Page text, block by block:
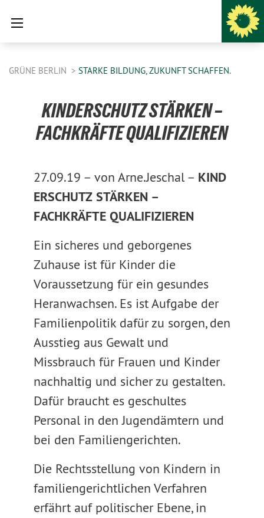
GRÜNE BERLIN STARKE BILDUNG, ZUKUNFT SCHAFFEN.
KINDERSCHUTZ STÄRKEN –
FACHKRÄFTE QUALIFIZIEREN
27.09.19 – von Arne.Jeschal – KIND
ERSCHUTZ STÄRKEN –
FACHKRÄFTE QUALIFIZIEREN
Ein sicheres und geborgenes
Zuhause ist für Kinder die
Voraussetzung für ein gesundes
Heranwachsen. Es ist Aufgabe der
Familienpolitik dafür zu sorgen, den
Ausstieg aus Gewalt und
Missbrauch für Frauen und Kinder
nachhaltig und sicher zu gestalten.
Dafür braucht es geschultes
Personal in den Jugendämtern und
bei den Familiengerichten.
Die Rechtsstellung von Kindern in
familiengerichtlichen Verfahren
erfährt auf politischer Ebene, in